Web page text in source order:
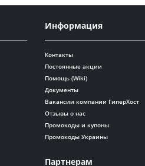
Информация
Контакты
Постоянные акции
Помощь (Wiki)
Документы
Вакансии компании ГиперХост
Отзывы о нас
Промокоды и купоны
Промокоды Украины
Партнерам